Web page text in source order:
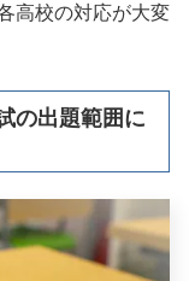
高校の対応が大変
の出題範囲に